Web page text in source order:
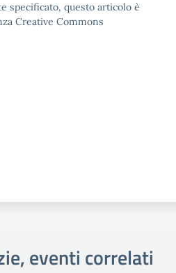
specificato, questo articolo è
Creative Commons
eventi correlati